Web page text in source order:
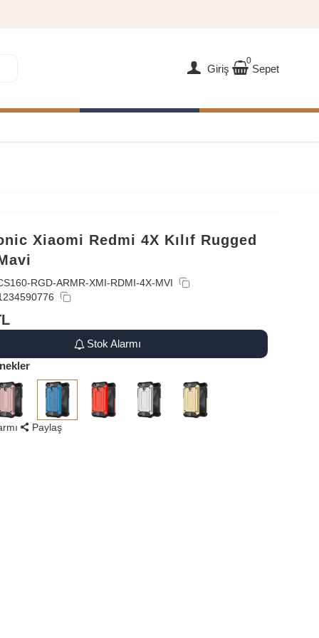
Giriş
0
Sepet
Xiaomi Redmi 4X Kılıf Rugged
RGD-ARMR-XMI-RDMI-4X-MVI
Stok Alarmı
Paylaş